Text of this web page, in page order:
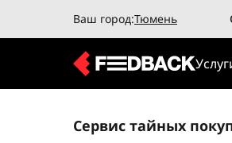
Ваш город:Тюмень
Сервис тайных